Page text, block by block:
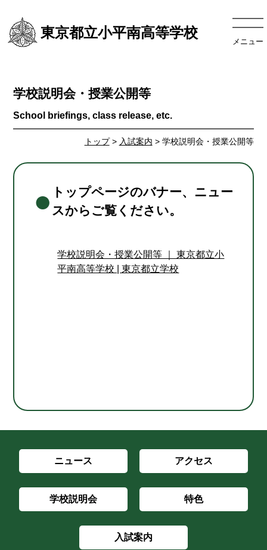
東京都立小平南高等学校
メニュー
トップ> 入試案内 > 学校説明会・授業公開等
学校説明会・授業公開等
トップページのバナー、ニュー
スからご覧ください。
学校説明会・授業公開等 ｜ 東京都立小
平南高等学校 | 東京都立学校
ニュース アクセス
学校説明会 特色
入試案内